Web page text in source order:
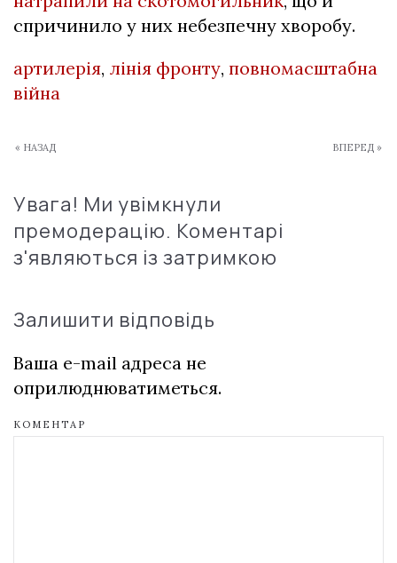
спричинило у них небезпечну хворобу.
артилерія, лінія фронту, повномасштабна
війна
« НАЗАД ВПЕРЕД »
Увага! Ми увімкнули
премодерацію. Коментарі
з'являються із затримкою
Залишити відповідь
Ваша e-mail адреса не
оприлюднюватиметься.
КОМЕНТАР